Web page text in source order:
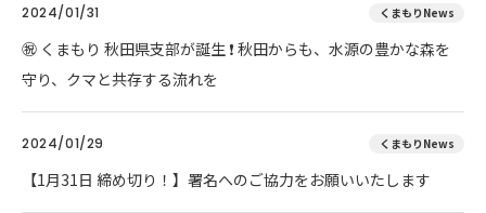
2024/01/31 くまもりNews
㊗ くまもり 秋田県支部が誕生 ❗ 秋田からも、水源の豊かな森を
守り、クマと共存する流れを
2024/01/29 くまもりNews
【1月31日 締め切り！】署名へのご協力をお願いいたします